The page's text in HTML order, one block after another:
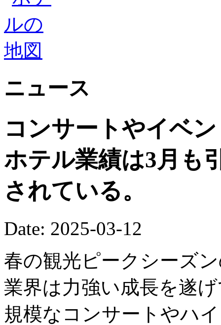
ニュース
コンサートやイベ
ホテル業績は3月も
されている。
Date: 2025-03-12
春の観光ピークシーズ
業界は力強い成長を遂
規模なコンサートやハ